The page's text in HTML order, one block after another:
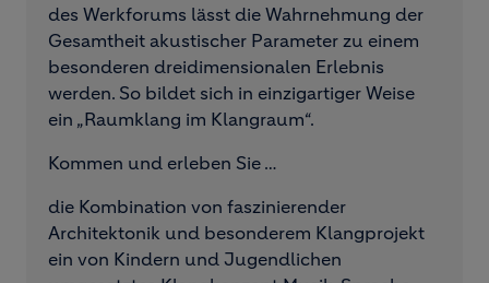
des Werkforums lässt die Wahrnehmung der
Gesamtheit akustischer Parameter zu einem
besonderen dreidimensionalen Erlebnis
werden. So bildet sich in einzigartiger Weise
ein „Raumklang im Klangraum“.
Kommen und erleben Sie …
die Kombination von faszinierender
Architektonik und besonderem Klangprojekt
ein von Kindern und Jugendlichen